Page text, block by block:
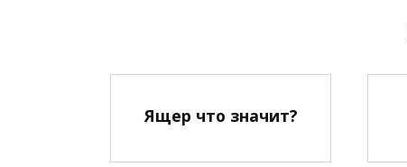
Ящер что значит?